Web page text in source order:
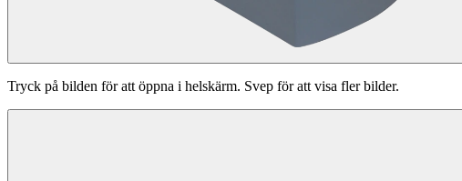
Tryck på bilden för att öppna i helskärm. Svep för att visa fler bilder.